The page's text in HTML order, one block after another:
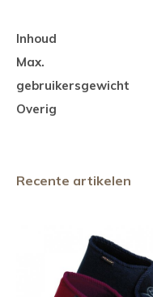
Inhoud
Max.
gebruikersgewicht
Overig
Recente artikelen